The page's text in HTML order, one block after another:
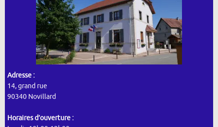
Adresse :
14, grand rue
90340 Novillard
Horaires d’ouverture :